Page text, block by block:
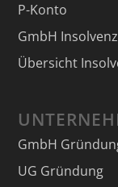
P-Konto
GmbH Insolvenz
Übersicht
GmbH
UG Gründung